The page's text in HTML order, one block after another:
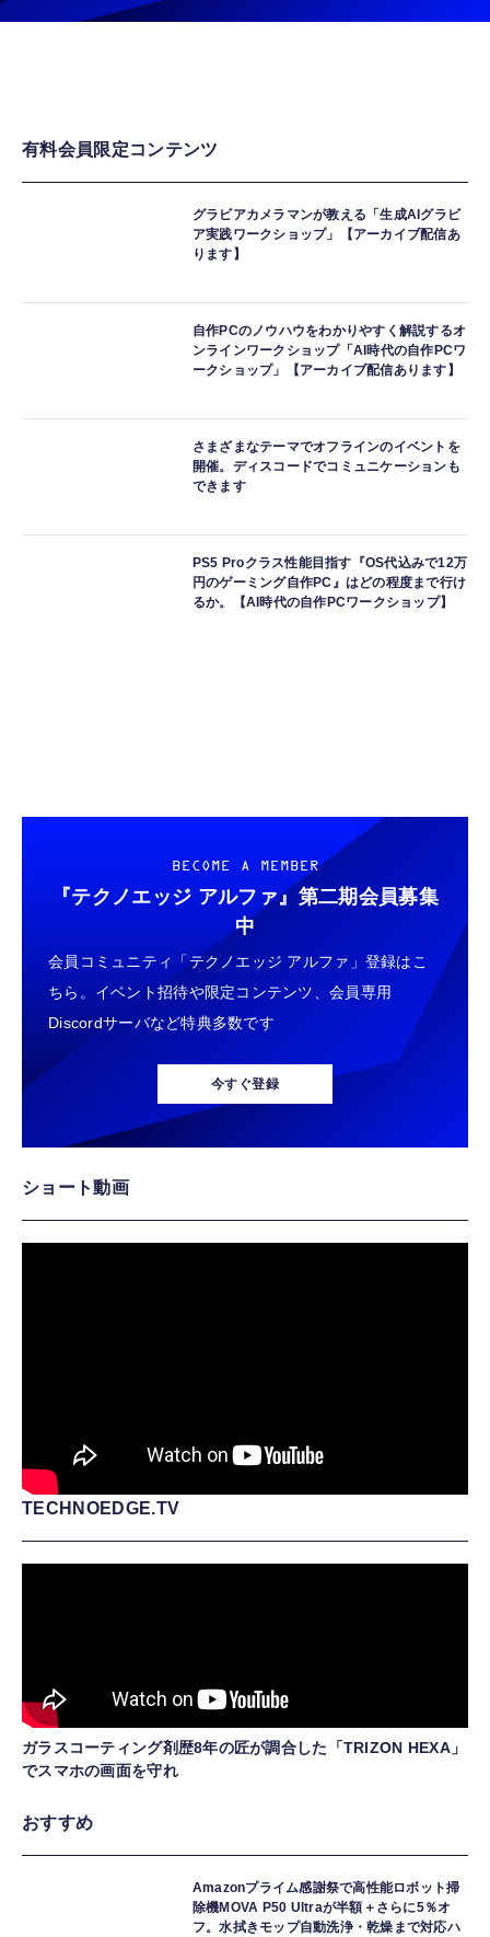
有料会員限定コンテンツ
グラビアカメラマンが教える「生成AIグラビ
ア実践ワークショップ」【アーカイブ配信あ
ります】
自作PCのノウハウをわかりやすく解説するオ
ンラインワークショップ「AI時代の自作PCワ
ークショップ」【アーカイブ配信あります】
さまざまなテーマでオフラインのイベントを
開催。ディスコードでコミュニケーションも
できます
PS5 Proクラス性能目指す『OS代込みで12万
円のゲーミング自作PC』はどの程度まで行け
るか。【AI時代の自作PCワークショップ】
BECOME A MEMBER
『テクノエッジ アルファ』 第二期会員募集
中
会員コミュニティ「テクノエッジ アルファ」登録はこ
ちら。イベント招待や限定コンテンツ、会員専用
Discordサーバなど特典多数です
今すぐ登録
ショート動画
TECHNOEDGE.TV
ガラスコーティング剤歴8年の匠が調合した「TRIZON HEXA」
でスマホの画面を守れ
おすすめ
Amazonプライム感謝祭で高性能ロボット掃
除機MOVA P50 Ultraが半額＋さらに5％オ
フ。水拭きモップ自動洗浄・乾燥まで対応ハ